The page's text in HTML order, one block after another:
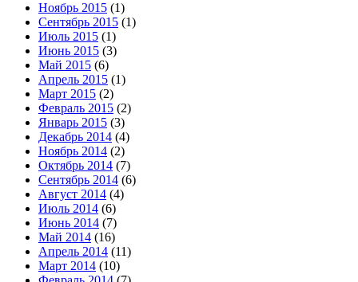
Ноябрь 2015 (1)
Сентябрь 2015 (1)
Июль 2015 (1)
Июнь 2015 (3)
Май 2015 (6)
Апрель 2015 (1)
Март 2015 (2)
Февраль 2015 (2)
Январь 2015 (3)
Декабрь 2014 (4)
Ноябрь 2014 (2)
Октябрь 2014 (7)
Сентябрь 2014 (6)
Август 2014 (4)
Июль 2014 (6)
Июнь 2014 (7)
Май 2014 (16)
Апрель 2014 (11)
Март 2014 (10)